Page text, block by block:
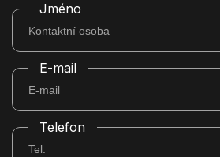
Jméno
E-mail
Telefon